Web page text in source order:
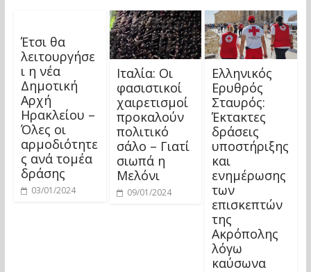
Έτσι θα
λειτουργήσε
ι η νέα
Δημοτική
Αρχή
Ηρακλείου –
Όλες οι
αρμοδιότητε
ς ανά τομέα
δράσης
03/01/2024
Ιταλία: Οι
φασιστικοί
χαιρετισμοί
προκαλούν
πολιτικό
σάλο – Γιατί
σιωπά η
Μελόνι
09/01/2024
Ελληνικός
Ερυθρός
Σταυρός:
Έκτακτες
δράσεις
υποστήριξης
και
ενημέρωσης
των
επισκεπτών
της
Ακρόπολης
λόγω
καύσωνα